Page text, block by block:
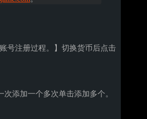
号注册过程。】切换货币后点击
添加一个多次单击添加多个。